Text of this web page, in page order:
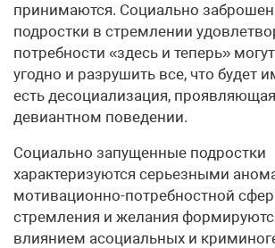
принимаются. Социально
подростки в стремлении
потребности «здесь и теперь»
угодно и разрушить все, что будет
есть десоциализация,
девиантном поведении.
Социально запущенные подростки
характеризуются серьезными
мотивационно-потребностной
стремления и желания
влиянием асоциальных и